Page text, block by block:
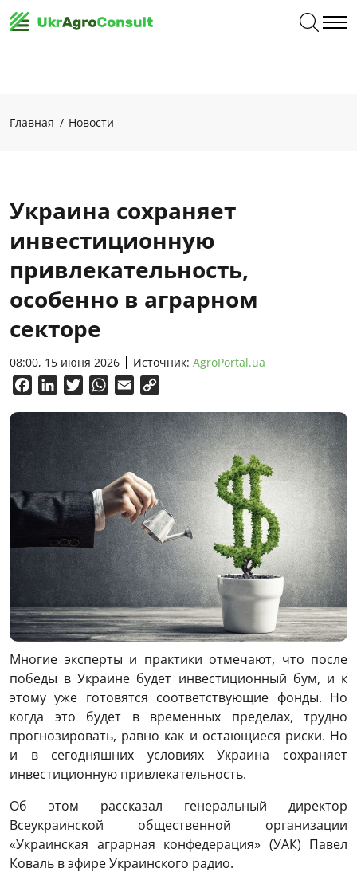
Главная Новости
Украина сохраняет
инвестиционную
привлекательность,
особенно в аграрном
секторе
08:00, 15 июня 2026 Источник: AgroPortal.ua
FacebookLinkedInTwitterWhatsApp
Email
Многие эксперты и практики отмечают, что после
победы в Украине будет инвестиционный бум, и к
этому уже готовятся соответствующие фонды. Но
когда это будет в временных пределах, трудно
прогнозировать, равно как и остающиеся риски. Но
и в сегодняшних условиях Украина сохраняет
инвестиционную привлекательность.
Об этом рассказал генеральный директор
Всеукраинской общественной организации
«Украинская аграрная конфедерация» (УАК) Павел
Коваль в эфире Украинского радио.